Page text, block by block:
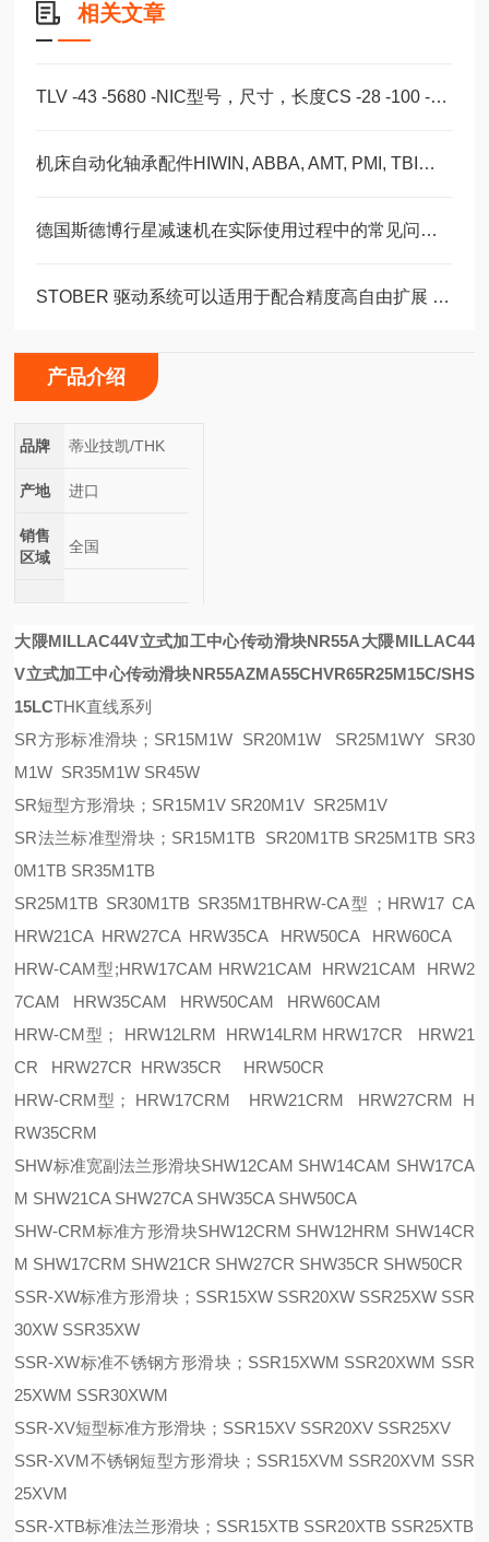
相关文章
TLV -43 -5680 -NIC型号，尺寸，长度CS -28 -100 -2RS -B -NIC 。
机床自动化轴承配件HIWIN, ABBA, AMT, PMI, TBI滑块导轨丝杠
德国斯德博行星减速机在实际使用过程中的常见问题相应解决方法分享
STOBER 驱动系统可以适用于配合精度高自由扩展 – 方案。 ‍
产品介绍
品牌 蒂业技凯/THK
产地 进口
销售
区域
全国
大隈MILLAC44V立式加工中心传动滑块NR55A大隈MILLAC44
V立式加工中心传动滑块NR55AZMA55CHVR65R25M15C/SHS
15LCTHK直线系列
SR方形标准滑块；SR15M1W SR20M1W SR25M1WY SR30
M1W SR35M1W SR45W
SR短型方形滑块；SR15M1V SR20M1V SR25M1V
SR法兰标准型滑块；SR15M1TB SR20M1TB SR25M1TB SR3
0M1TB SR35M1TB
SR25M1TB SR30M1TB SR35M1TBHRW-CA型；HRW17 CA
HRW21CA HRW27CA HRW35CA HRW50CA HRW60CA
HRW-CAM型;HRW17CAM HRW21CAM HRW21CAM HRW2
7CAM HRW35CAM HRW50CAM HRW60CAM
HRW-CM型； HRW12LRM HRW14LRM HRW17CR HRW21
CR HRW27CR HRW35CR HRW50CR
HRW-CRM型； HRW17CRM HRW21CRM HRW27CRM H
RW35CRM
SHW标准宽副法兰形滑块SHW12CAM SHW14CAM SHW17CA
M SHW21CA SHW27CA SHW35CA SHW50CA
SHW-CRM标准方形滑块SHW12CRM SHW12HRM SHW14CR
M SHW17CRM SHW21CR SHW27CR SHW35CR SHW50CR
SSR-XW标准方形滑块；SSR15XW SSR20XW SSR25XW SSR
30XW SSR35XW
SSR-XW标准不锈钢方形滑块；SSR15XWM SSR20XWM SSR
25XWM SSR30XWM
SSR-XV短型标准方形滑块；SSR15XV SSR20XV SSR25XV
SSR-XVM不锈钢短型方形滑块；SSR15XVM SSR20XVM SSR
25XVM
SSR-XTB标准法兰形滑块；SSR15XTB SSR20XTB SSR25XTB